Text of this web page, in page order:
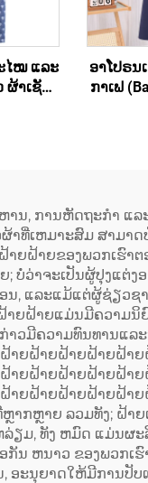
ໄໝ ແລະ
ຜ້າເຊັດ
ອາໂປຣນ
ກາເຟ
Back)
ເປັນ
ານ, ການຫັດຖະກໍາ ແລ
າທີ່ເຫມາະສົມ ສາມາ
າຍຝ້າຍຂອງພວກເຮົາ
ບໍ່ວ່າຈະເປັນຜູ້ປຸງແຕ່
ນ, ແລະແມ້ແຕ່ຜູ້ຊ່ຽວຊ
າຍຝ້າຍແມ່ນມີຄວາມນິ
າວມີຄວາມທົນທານແລ
າຍຝ້າຍຝ້າຍຝ້າຍຝ້າ
າຍຝ້າຍຝ້າຍຝ້າຍຝ້າ
າຍຝ້າຍຝ້າຍຝ້າຍຝ້າຍ
າກຫຼາຍ ລວມທັງ; ຝ້າ
ລ່ຽມ, ທັງ ຫມົດ ແມ່ນຜ
ກັນ ຫນາວ ຂອງພວກເ
ອະນຸຍາດໃຫ້ມີການປັບ